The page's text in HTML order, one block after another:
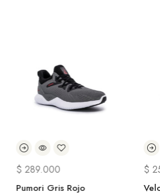
$289.000
Pumori Gris Rojo
$